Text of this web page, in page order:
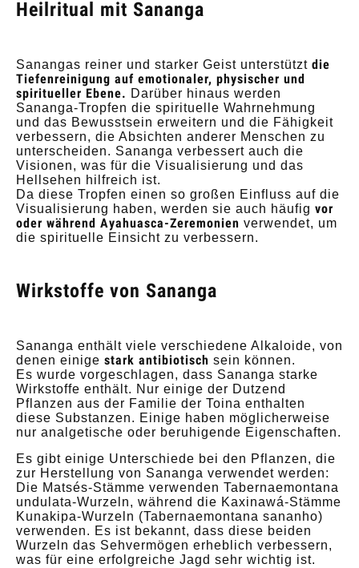
Heilritual mit Sananga
Sanangas reiner und starker Geist unterstützt die
Tiefenreinigung auf emotionaler, physischer und
spiritueller Ebene. Darüber hinaus werden
Sananga-Tropfen die spirituelle Wahrnehmung
und das Bewusstsein erweitern und die Fähigkeit
verbessern, die Absichten anderer Menschen zu
unterscheiden. Sananga verbessert auch die
Visionen, was für die Visualisierung und das
Hellsehen hilfreich ist.
Da diese Tropfen einen so großen Einfluss auf die
Visualisierung haben, werden sie auch häufig vor
oder während Ayahuasca-Zeremonien verwendet, um
die spirituelle Einsicht zu verbessern.
Wirkstoffe von Sananga
Sananga enthält viele verschiedene Alkaloide, von
denen einige stark antibiotisch sein können.
Es wurde vorgeschlagen, dass Sananga starke
Wirkstoffe enthält. Nur einige der Dutzend
Pflanzen aus der Familie der Toina enthalten
diese Substanzen. Einige haben möglicherweise
nur analgetische oder beruhigende Eigenschaften.
Es gibt einige Unterschiede bei den Pflanzen, die
zur Herstellung von Sananga verwendet werden:
Die Matsés-Stämme verwenden Tabernaemontana
undulata-Wurzeln, während die Kaxinawá-Stämme
Kunakipa-Wurzeln (Tabernaemontana sananho)
verwenden. Es ist bekannt, dass diese beiden
Wurzeln das Sehvermögen erheblich verbessern,
was für eine erfolgreiche Jagd sehr wichtig ist.